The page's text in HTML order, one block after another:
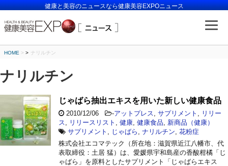
健康と美容のニュースなら健康美容EXPOニュース
HOME > ナリルチン
ナリルチン
じゃばら抽出エキスを用いた新しい健康食品
2010/12/06 -アットプレス サプリメント
リリー
ス
リリースリスト 健康 健康食品
新商品（健康）
サプリメント
じゃばら ナリルチン 花粉症
株式会社エコマテック（所在地：滋賀県近江八幡市、代
表取締役：土居 猛）は、愛媛県宇和島産の香酸柑橘「じ
ゃばら」を原料としたサプリメント「じゃばらエキス